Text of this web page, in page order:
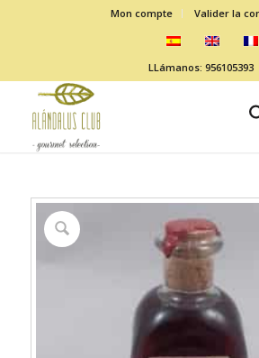
Mon compte Valider la
LLámanos: 956105393